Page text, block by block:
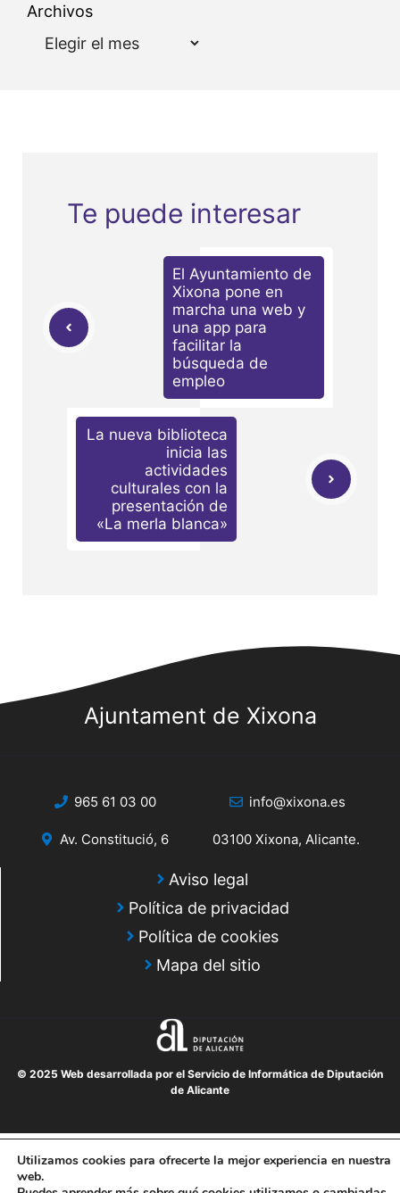
Archivos
Te puede interesar
El Ayuntamiento de
Xixona pone en
marcha una web y
una app para
facilitar la
búsqueda de
empleo
La nueva biblioteca
inicia las
actividades
culturales con la
presentación de
«La merla blanca»
Ajuntament de Xixona
965 61 03 00 info@xixona.es
Av. Constitució, 6 03100 Xixona, Alicante.
Aviso legal
Política de privacidad
Política de cookies
Mapa del sitio
© 2025 Web desarrollada por el Servicio de Informática de Diputación
de Alicante
Utilizamos cookies para ofrecerte la mejor experiencia en nuestra
web.